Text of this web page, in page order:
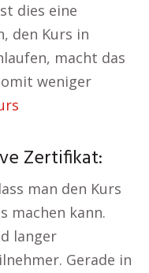
dies eine
den Kurs in
macht das
weniger
Zertifikat:
man den Kurs
machen kann.
langer
Gerade in